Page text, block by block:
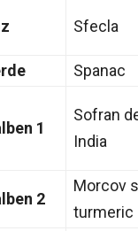
Sfecla
Spanac
1
Sofran
India
2
Morcov
turmeric